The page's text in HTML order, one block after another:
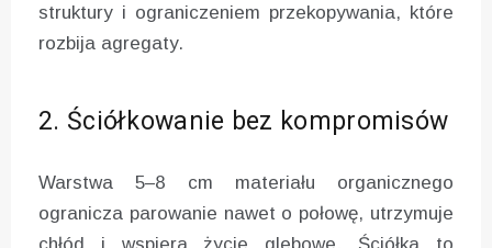
struktury i ograniczeniem przekopywania, które
rozbija agregaty.
2. Ściółkowanie bez kompromisów
Warstwa 5–8 cm materiału organicznego
ogranicza parowanie nawet o połowę, utrzymuje